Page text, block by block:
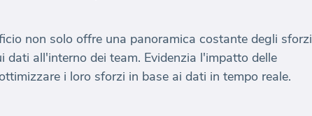
non solo offre una panoramica costante degli sforzi
all'interno dei team. Evidenzia l'impatto delle
i loro sforzi in base ai dati in tempo reale.